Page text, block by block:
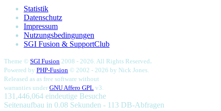
Statistik
Datenschutz
Impressum
Nutzungsbedingungen
SGI Fusion & SupportClub
Theme © SGI Fusion 2008 - 2026. All Rights Reserved.
Powered by PHP-Fusion © 2002 - 2026 by Nick Jones.
Released as as free software without
warranties under GNU Affero GPL v3.
131,446,064 eindeutige Besuche
Seitenaufbau in 0.08 Sekunden - 113 DB-Abfragen